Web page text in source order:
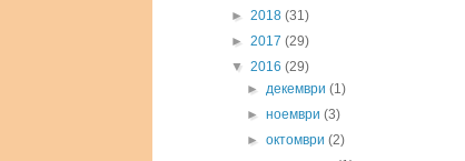
► 2018 (31)
► 2017 (29)
▼ 2016 (29)
►декември(1)
►ноември(3)
►октомври(2)